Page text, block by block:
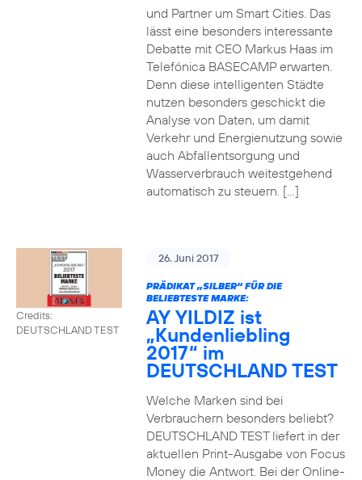
und Partner um Smart Cities. Das
lässt eine besonders interessante
Debatte mit CEO Markus Haas im
Telefónica BASECAMP erwarten.
Denn diese intelligenten Städte
nutzen besonders geschickt die
Analyse von Daten, um damit
Verkehr und Energienutzung sowie
auch Abfallentsorgung und
Wasserverbrauch weitestgehend
automatisch zu steuern. […]
Credits:
DEUTSCHLAND TEST
26. Juni 2017
PRÄDIKAT „SILBER“ FÜR DIE
BELIEBTESTE MARKE:
AY YILDIZ ist
„Kundenliebling
2017“ im
DEUTSCHLAND TEST
Welche Marken sind bei
Verbrauchern besonders beliebt?
DEUTSCHLAND TEST liefert in der
aktuellen Print-Ausgabe von Focus
Money die Antwort. Bei der Online-